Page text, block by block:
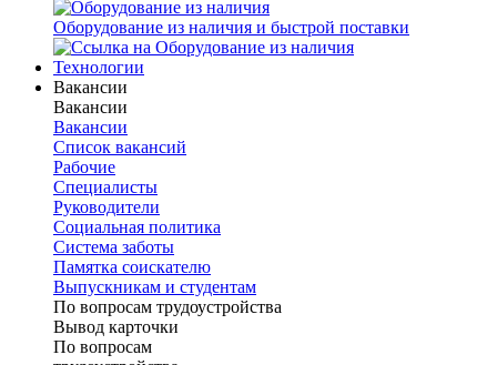
Оборудование из наличия и быстрой поставки
Технологии
Вакансии
Вакансии
Вакансии
Список вакансий
Рабочие
Специалисты
Руководители
Cоциальная политика
Система заботы
Памятка соискателю
Выпускникам и студентам
По вопросам трудоустройства
Вывод карточки
По вопросам